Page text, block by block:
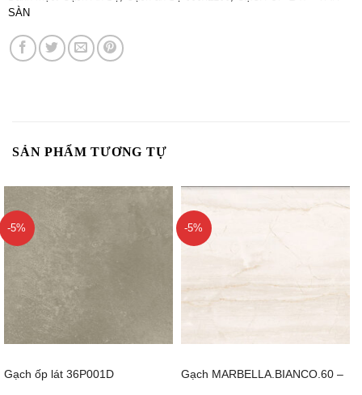
SÀN
SẢN PHẨM TƯƠNG TỰ
-5%
Gạch ốp lát 36P001D
-5%
Gạch MARBELLA.BIANCO.60 –